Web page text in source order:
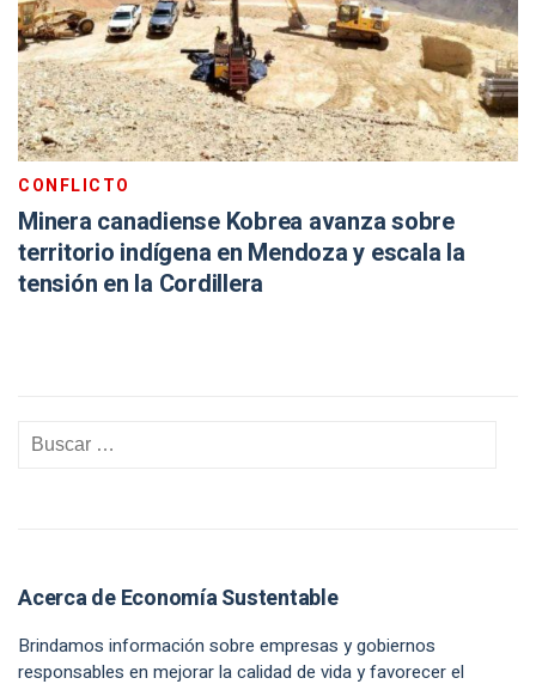
CONFLICTO
Minera canadiense Kobrea avanza sobre
territorio indígena en Mendoza y escala la
tensión en la Cordillera
Acerca de Economía Sustentable
Brindamos información sobre empresas y gobiernos
responsables en mejorar la calidad de vida y favorecer el